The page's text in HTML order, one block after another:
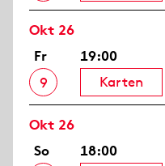
Okt 26
Fr
9
19:00
Karten
Okt 26
So
18:00